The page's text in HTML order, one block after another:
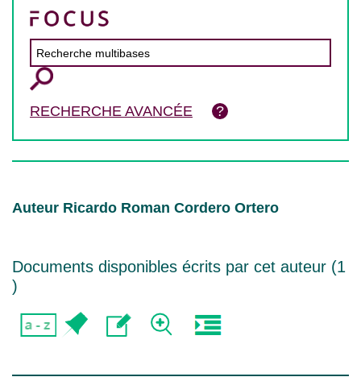
RECHERCHE AVANCÉE
Auteur Ricardo Roman Cordero Ortero
Documents disponibles écrits par cet auteur (1
)